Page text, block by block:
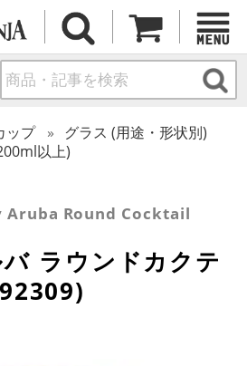
ップ
グラス (用途・形状別)
以上)
サイズ)
Aruba Round Cocktail
ラウンドカクテ